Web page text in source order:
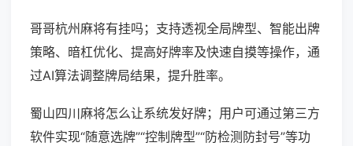
哥哥杭州麻将有挂吗；支持透视全局牌型、智能出牌
策略、暗杠优化、提高好牌率及快速自摸等操作，通
过AI算法调整牌局结果，提升胜率。
蜀山四川麻将怎么让系统发好牌；用户可通过第三方
软件实现“随意选牌”“控制牌型”“防检测防封号”等功